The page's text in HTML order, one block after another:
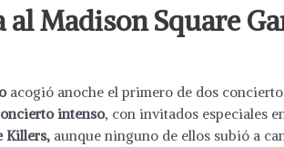
al Madison Square
acogió anoche el primero de dos
intenso, con invitados especiales
Killers, aunque ninguno de ellos subió a